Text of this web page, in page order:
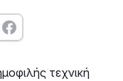
τεχνική